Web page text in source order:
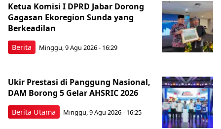
Berita
Ketua Komisi I DPRD Jabar Dorong
Gagasan Ekoregion Sunda yang
Berkeadilan
Minggu, 9 Agu 2026 - 16:29
Berita Utama
Ukir Prestasi di Panggung Nasional,
DAM Borong 5 Gelar AHSRIC 2026
Minggu, 9 Agu 2026 - 16:25